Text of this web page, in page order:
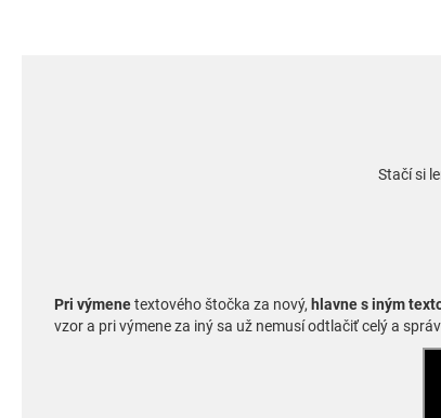
Stačí si
Pri výmenetextového štočka za nový, hlavne s iným
vzor a pri výmene za iný sa už nemusí odtlačiť celý a